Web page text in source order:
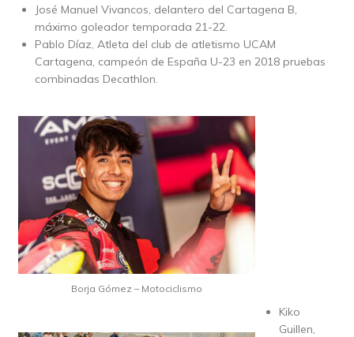
José Manuel Vivancos, delantero del Cartagena B,
máximo goleador temporada 21-22.
Pablo Díaz, Atleta del club de atletismo UCAM
Cartagena, campeón de España U-23 en 2018 pruebas
combinadas Decathlon.
Borja Gómez – Motociclismo
Kiko
Guillen,